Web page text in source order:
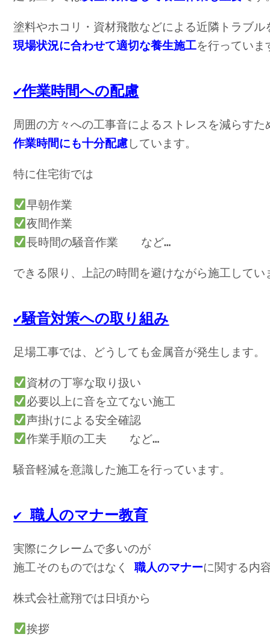
塗料やホコリ・資材飛散などによる近隣トラブル
現場状況に合わせて適切な養生施工
✔︎作業時間への配慮
周囲の方々への工事音によるストレスを減らすた
作業時間にも十分配慮しています。
特に住宅街では
早朝作業
夜間作業
長時間の騒音作業　　など…
✔︎騒音対策への取り組み
足場工事では、どうしても金属音が発生します。
資材の丁寧な取り扱い
必要以上に音を立てない施工
声掛けによる安全確認
作業手順の工夫　　など…
✔︎ 職人のマナー教育
実際にクレームで多いのが
施工そのものではなく 職人のマナーに関する内
株式会社鳶翔では日頃から
挨拶